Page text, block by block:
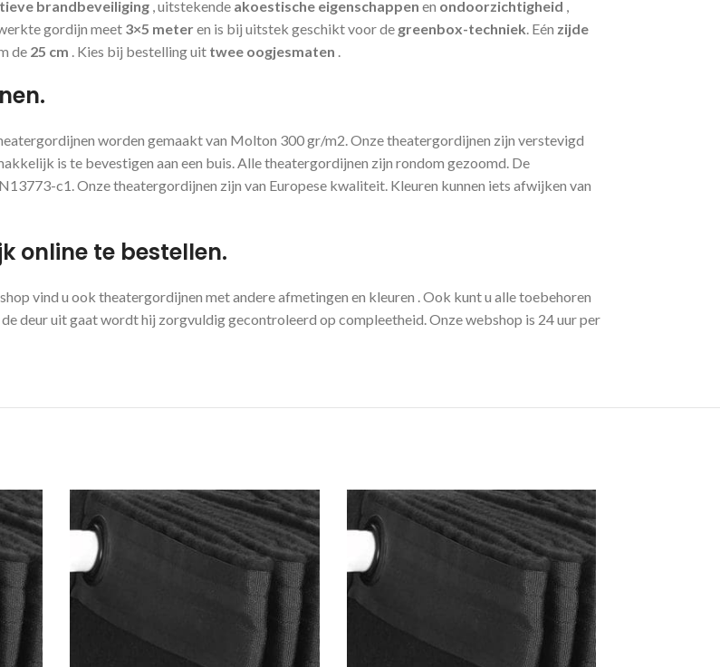
brandbeveiliging , uitstekende akoestische eigenschappen en ondoorzichtigheid ,
gordijn meet 3×5 meteren is bij uitstek geschikt voor de greenbox-techniek. Eén zijde
de 25 cm . Kies bij bestelling uit twee oogjesmaten .
worden gemaakt van Molton 300 gr/m2. Onze theatergordijnen zijn verstevigd
is te bevestigen aan een buis. Alle theatergordijnen zijn rondom gezoomd. De
c1. Onze theatergordijnen zijn van Europese kwaliteit. Kleuren kunnen iets afwijken van
online te bestellen.
vind u ook theatergordijnen met andere afmetingen en kleuren . Ook kunt u alle toebehoren
deur uit gaat wordt hij zorgvuldig gecontroleerd op compleetheid. Onze webshop is 24 uur per